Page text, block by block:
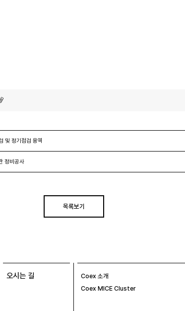
및 정기점검 용역
정비공사
목록보기
오시는 길
Coex 소개
Coex MICE Cluster